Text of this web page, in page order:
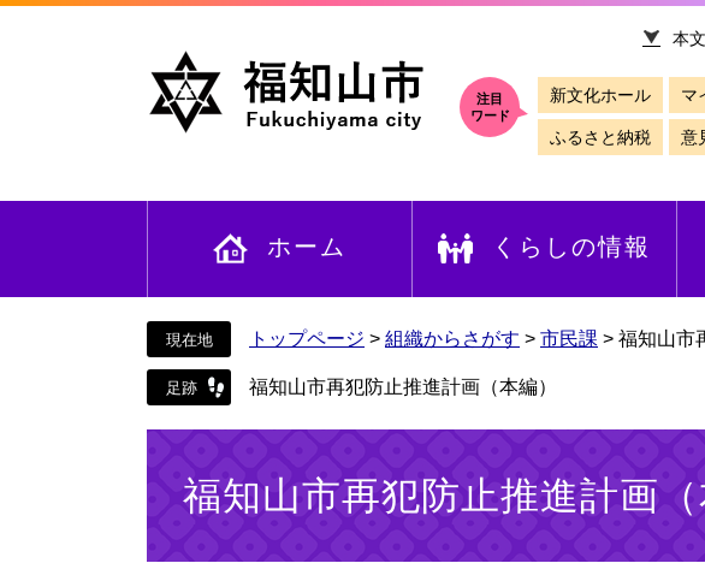
文
本
注目
ワード
新文化ホール マ
ふるさと納税 意
ホーム くらしの情報
トップページ > 組織からさがす > 市民課 > 福知山市
福知山市再犯防止推進計画（本編）
福知山市再犯防止推進計画（